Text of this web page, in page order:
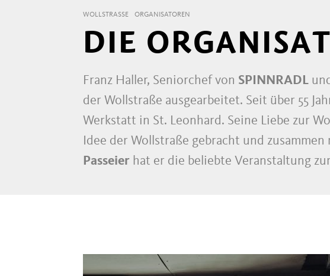
WOLLSTRASSE ORGANISATOREN
DIE
Franz Haller, Seniorchef von SPINNRADL
der Wollstraße ausgearbeitet. Seit über 55
Werkstatt in St. Leonhard. Seine Liebe zur
Idee der Wollstraße gebracht und zusammen
Passeier hat er die beliebte Veranstaltung